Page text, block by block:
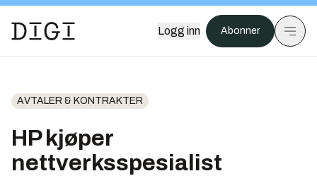
Logg inn Abonner
AVTALER & KONTRAKTER
HP kjøper
nettverksspesialist